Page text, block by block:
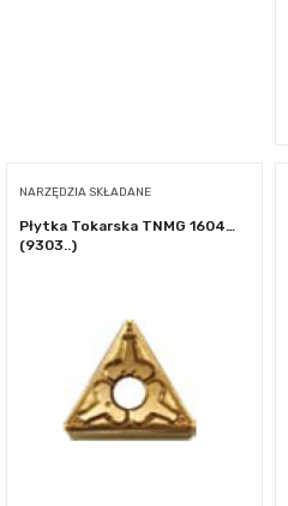
NARZĘDZIA SKŁADANE
Płytka Tokarska TNMG 1604…
(9303..)